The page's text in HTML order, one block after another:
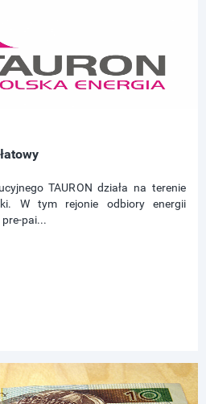
TAURON działa na terenie
W tym rejonie odbiory energii
pai...